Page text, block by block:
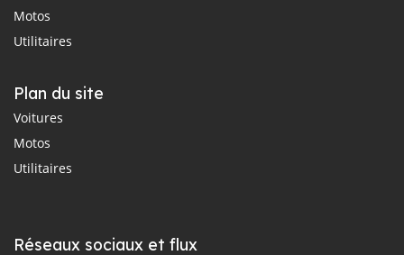
Motos
Utilitaires
Plan du site
Voitures
Motos
Utilitaires
Réseaux sociaux et flux